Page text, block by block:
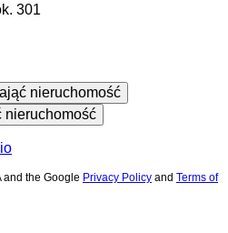
301
nieruchomość
nieruchomość
and the Google Privacy Policy and Terms of